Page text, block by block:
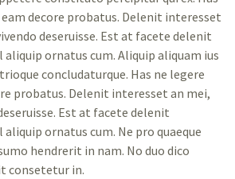
decore probatus. Delenit interesset
deseruisse. Est at facete delenit
ornatus cum. Aliquip aliquam ius
concludaturque. Has ne legere
probatus. Delenit interesset an mei,
Est at facete delenit
ornatus cum. Ne pro quaeque
hendrerit in nam. No duo dico
consetetur in.